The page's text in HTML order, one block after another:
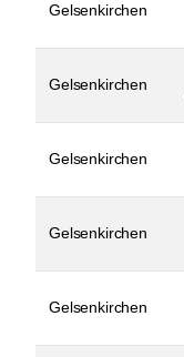
Gelsenkirchen
Gelsenkirchen
Gelsenkirchen
Gelsenkirchen
Gelsenkirchen